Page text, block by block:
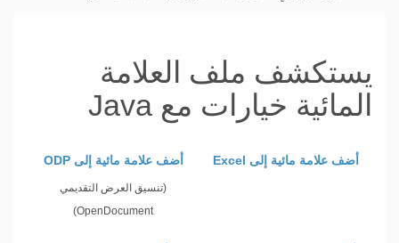
يستكشف ملف العلامة
المائية خيارات مع Java
أضف علامة مائية إلى Excel أضف علامة مائية إلى ODP
(تنسيق العرض التقديمي
OpenDocument)